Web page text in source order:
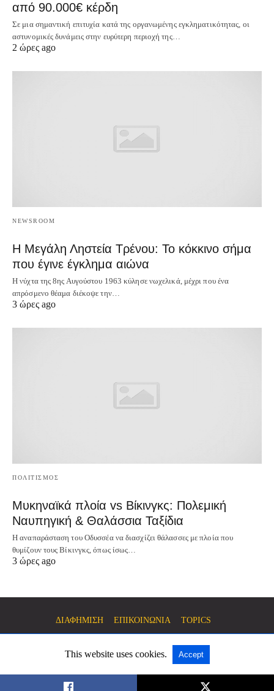
από 90.000€ κέρδη
Σε μια σημαντική επιτυχία κατά της οργανωμένης εγκληματικότητας, οι
αστυνομικές δυνάμεις στην ευρύτερη περιοχή της…
2 ώρες ago
NEWSROOM
Η Μεγάλη Ληστεία Τρένου: Το κόκκινο σήμα
που έγινε έγκλημα αιώνα
Η νύχτα της 8ης Αυγούστου 1963 κύλησε νωχελικά, μέχρι που ένα
απρόσμενο θέαμα διέκοψε την…
3 ώρες ago
ΠΟΛΙΤΙΣΜΟΣ
Μυκηναϊκά πλοία vs Βίκινγκς: Πολεμική
Ναυπηγική & Θαλάσσια Ταξίδια
Η αναπαράσταση του Οδυσσέα να διασχίζει θάλασσες με πλοία που
θυμίζουν τους Βίκινγκς, όπως ίσως…
3 ώρες ago
ΔΙΑΦΗΜΙΣΗ ΕΠΙΚΟΙΝΩΝΙΑ TOPICS
All Rights Reserved View Non-AMP Version
This website uses cookies. Accept